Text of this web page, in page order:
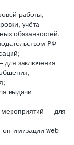
работы,
учёта
обязанностей,
РФ
для заключения
выдачи
мероприятий — для
web-